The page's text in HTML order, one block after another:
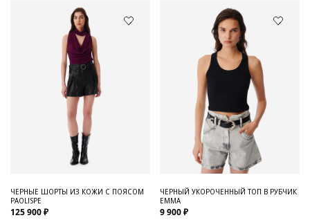
Обувь и Аксессуары
Распродажа
ЧЕРНЫЕ ШОРТЫ ИЗ КОЖИ С ПОЯСОМ
PAOLISPE
125 900 ₽
ЧЕРНЫЙ УКОРОЧЕННЫЙ ТОП В РУБЧИК
EMMA
9 900 ₽